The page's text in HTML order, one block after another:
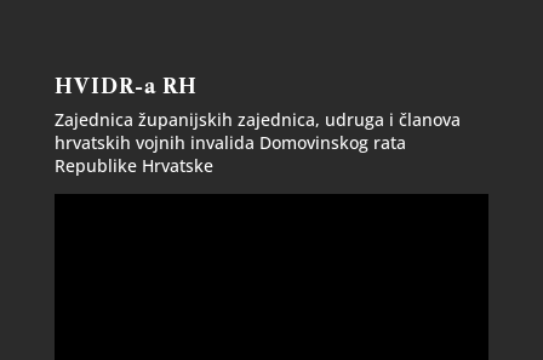
HVIDR-a RH
Zajednica županijskih zajednica, udruga i članova
hrvatskih vojnih invalida Domovinskog rata
Republike Hrvatske